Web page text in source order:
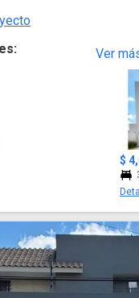
- Ciclovía - Áreas verdes -
Ver
$